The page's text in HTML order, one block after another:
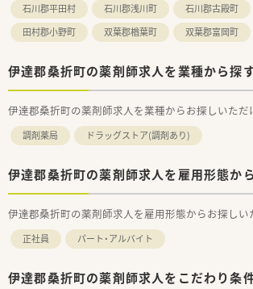
石川郡平田村
石川郡浅川町 石川郡古殿町
田村郡小野町
双葉郡楢葉町 双葉郡富岡町
伊達郡桑折町の薬剤師求人を業種から探
伊達郡桑折町の薬剤師求人を業種からお探しいただ
調剤薬局 ドラッグストア(調剤あり)
伊達郡桑折町の薬剤師求人を雇用形態か
伊達郡桑折町の薬剤師求人を雇用形態からお探しい
正社員 パート・アルバイト
伊達郡桑折町の薬剤師求人をこだわり条